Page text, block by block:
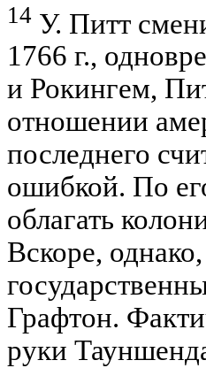
14 У. Питт
1766 г.,
и Рокингем,
отношении
последнего
ошибкой. По
облагать
Вскоре,
Графтон.
руки